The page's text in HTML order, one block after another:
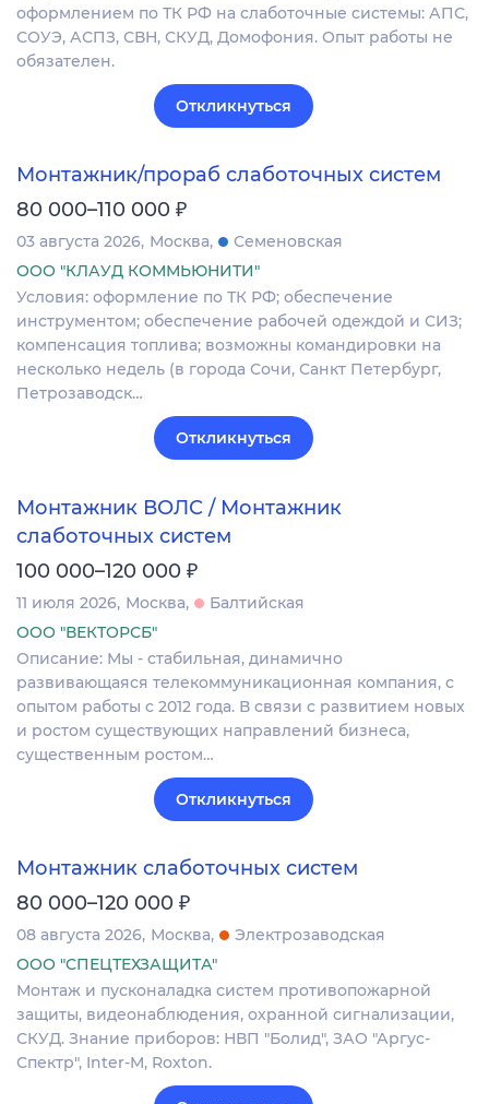
оформлением по ТК РФ на слаботочные системы: АПС,
СОУЭ, АСПЗ, СВН, СКУД, Домофония. Опыт работы не
обязателен.
Откликнуться
Монтажник/прораб слаботочных систем
80 000–110 000 ₽
03 августа 2026 Москва
Семеновская
ООО "КЛАУД КОММЬЮНИТИ"
Условия: оформление по ТК РФ; обеспечение
инструментом; обеспечение рабочей одеждой и СИЗ;
компенсация топлива; возможны командировки на
несколько недель (в города Сочи, Санкт Петербург,
Петрозаводск…
Откликнуться
Монтажник ВОЛС / Монтажник
слаботочных систем
100 000–120 000 ₽
11 июля 2026 Москва
Балтийская
ООО "ВЕКТОРСБ"
Описание: Мы - стабильная, динамично
развивающаяся телекоммуникационная компания, с
опытом работы с 2012 года. В связи с развитием новых
и ростом существующих направлений бизнеса,
существенным ростом…
Откликнуться
Монтажник слаботочных систем
80 000–120 000 ₽
08 августа 2026 Москва
Электрозаводская
ООО "СПЕЦТЕХЗАЩИТА"
Монтаж и пусконаладка систем противопожарной
защиты, видеонаблюдения, охранной сигнализации,
СКУД. Знание приборов: НВП "Болид", ЗАО "Аргус-
Спектр", Inter-M, Roxton.